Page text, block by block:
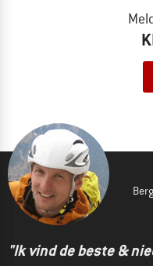
"Ik vind de beste &